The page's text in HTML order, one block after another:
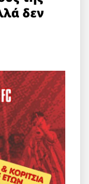
δεν